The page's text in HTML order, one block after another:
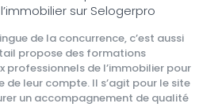
sur Selogerpro
de la concurrence, c’est aussi
propose des formations
professionnels de l’immobilier pour
de leur compte. Il s’agit pour le site
un accompagnement de qualité